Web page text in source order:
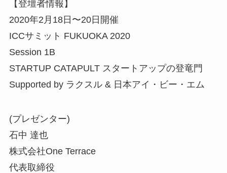
【登壇者情報】
2020年2月18日〜20日開催
ICCサミット FUKUOKA 2020
Session 1B
STARTUP CATAPULT スタートアップの登竜門
Supported by ラクスル & 日本アイ・ビー・エム
(プレゼンター)
石中 達也
株式会社One Terrace
代表取締役